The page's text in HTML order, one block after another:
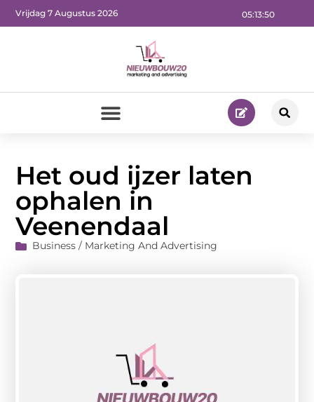
05:13:51
Vrijdag 7 Augustus 2026
Het oud ijzer laten
ophalen in
Veenendaal
Business / Marketing And Advertising